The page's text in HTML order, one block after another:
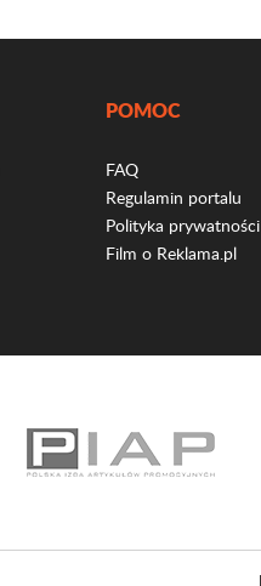
POMOC
FAQ
Regulamin portalu
Polityka prywatności
Film o Reklama.pl